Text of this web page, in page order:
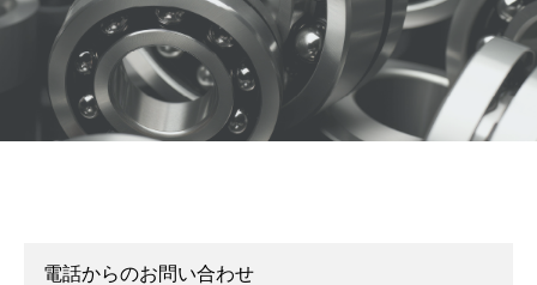
電話からのお問い合わせ